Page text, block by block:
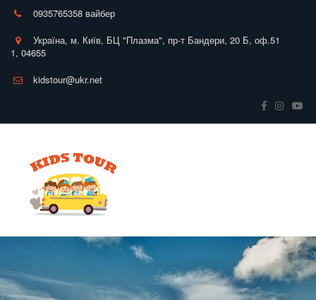
0935765358 вайбер
Україна, м. Київ, БЦ "Плазма", пр-т Бандери, 20 Б, оф.51
1, 04655
kidstour@ukr.net